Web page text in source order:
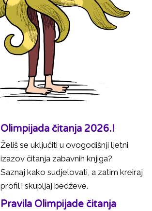
Olimpijada čitanja 2026.!
Želiš se uključiti u ovogodišnji ljetni
izazov čitanja zabavnih knjiga?
Saznaj kako sudjelovati, a zatim kreiraj
profil i skupljaj bedževe.
Pravila Olimpijade čitanja